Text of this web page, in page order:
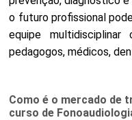
o futuro profissional
equipe multidisciplinar
pedagogos, médicos,
Como é o mercado de
curso de